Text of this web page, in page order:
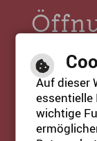
Tourist-Info:
Mo. bis Fr.
Sa. & So.
Feiertag
Auf dieser
essentielle
wichtige